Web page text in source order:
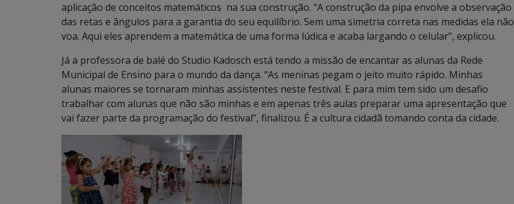
aplicação de conceitos matemáticos na sua construção. “A construção da pipa envolve a observação
das retas e ângulos para a garantia do seu equilíbrio. Sem uma simetria correta nas medidas ela não
voa. Aqui eles aprendem a matemática de uma forma lúdica e acaba largando o celular”, explicou.
Já a professora de balé do Studio Kadosch está tendo a missão de encantar as alunas da Rede
Municipal de Ensino para o mundo da dança. “As meninas pegam o jeito muito rápido. Minhas
alunas maiores se tornaram minhas assistentes neste festival. E para mim tem sido um desafio
trabalhar com alunas que não são minhas e em apenas três aulas preparar uma apresentação que
vai fazer parte da programação do festival”, finalizou. É a cultura cidadã tomando conta da cidade.